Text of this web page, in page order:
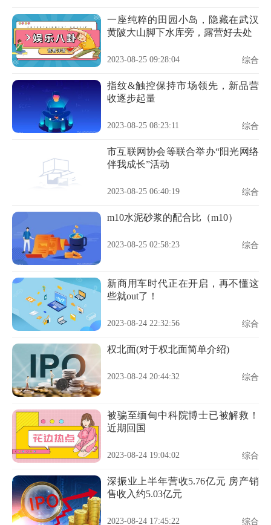
一座纯粹的田园小岛，隐藏在武汉
黄陂大山脚下水库旁，露营好去处
2023-08-25 09:28:04 综合
指纹&触控保持市场领先，新品营
收逐步起量
2023-08-25 08:23:11 综合
市互联网协会等联合举办“阳光网络
伴我成长”活动
2023-08-25 06:40:19 综合
m10水泥砂浆的配合比（m10）
2023-08-25 02:58:23 综合
新商用车时代正在开启，再不懂这
些就out了！
2023-08-24 22:32:56 综合
权北面(对于权北面简单介绍)
2023-08-24 20:44:32 综合
被骗至缅甸中科院博士已被解救！
近期回国
2023-08-24 19:04:02 综合
深振业上半年营收5.76亿元 房产销
售收入约5.03亿元
2023-08-24 17:45:22 综合